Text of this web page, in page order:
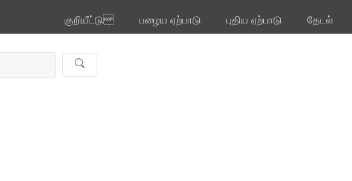
குறியீட்டு பழைய ஏற்பாடு புதிய ஏற்பாடு தேடல்